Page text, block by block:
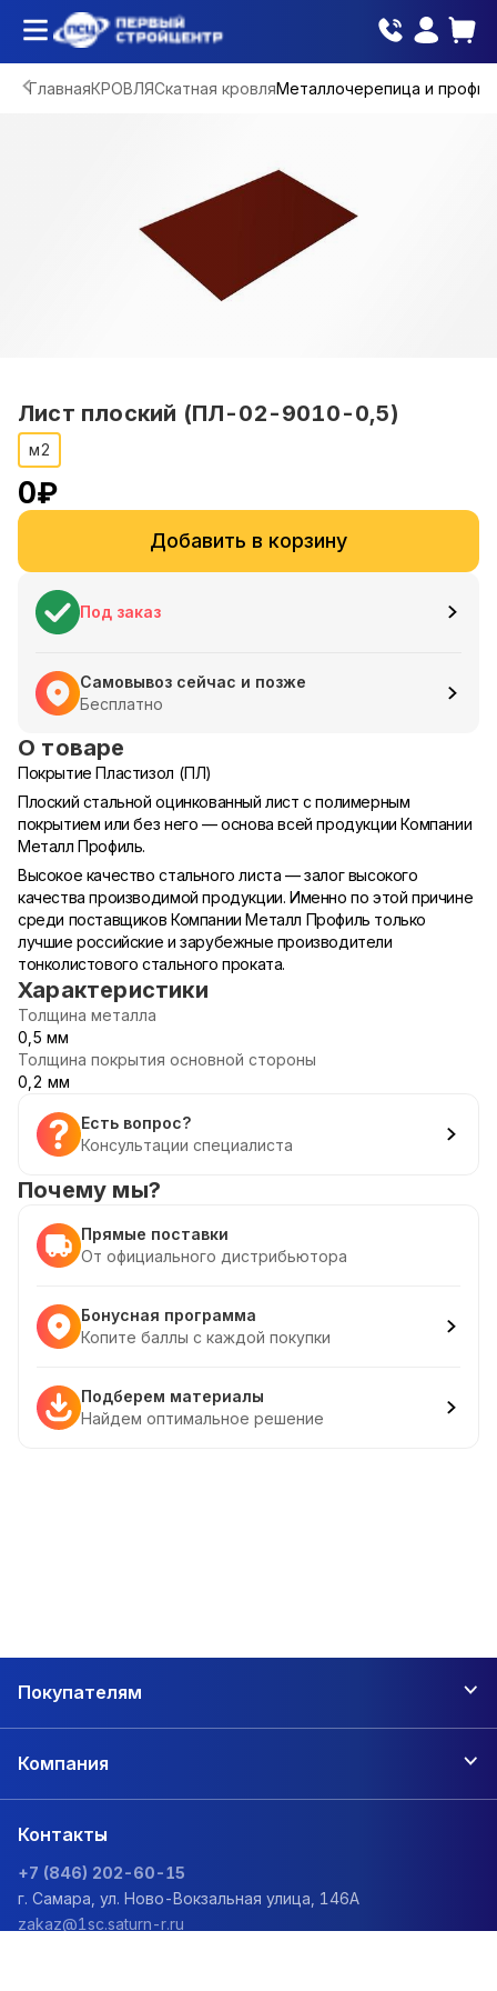
ГлавнаяКРОВЛЯСкатная кровляМеталлочерепица и
Лист плоский (ПЛ-02-9010-0,5)
м2
0₽
Добавить в корзину
Под заказ
Самовывоз сейчас и позже
Бесплатно
О товаре
Покрытие Пластизол (ПЛ)
Плоский стальной оцинкованный лист с полимерным
покрытием или без него — основа всей продукции Компании
Металл Профиль.
Высокое качество стального листа — залог высокого
качества производимой продукции. Именно по этой причине
среди поставщиков Компании Металл Профиль только
лучшие российские и зарубежные производители
тонколистового стального проката.
Характеристики
Толщина металла
0,5 мм
Толщина покрытия основной стороны
0,2 мм
Есть вопрос?
Консультации специалиста
Почему мы?
Прямые поставки
От официального дистрибьютора
Бонусная программа
Копите баллы с каждой покупки
Подберем материалы
Найдем оптимальное решение
Покупателям
Компания
Контакты
+7 (846) 202-60-15
г. Самара, ул. Ново-Вокзальная улица, 146А
zakaz@1sc.saturn-r.ru